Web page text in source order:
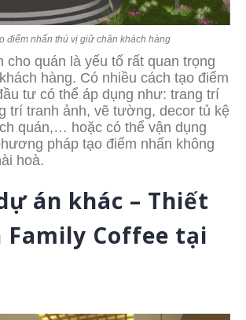
điểm nhấn thú vị giữ chân khách hàng
cho quán là yếu tố rất quan trọng
hàng. Có nhiều cách tạo điểm
tư có thể áp dụng như: trang trí
trí tranh ảnh, vẽ tường, decor tủ kệ
quán,… hoặc có thể vận dụng
pháp tạo điểm nhấn không
hoà.
án khác – Thiết
Family Coffee tại